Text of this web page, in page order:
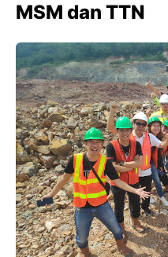
MSM dan TTN